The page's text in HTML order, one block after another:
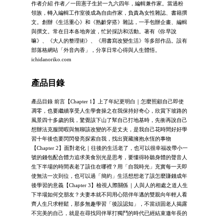
作者介紹 作者／一田憲子生於一九六四年，編輯兼作家。當過粉
領族，轉入編輯工作室後成為自由作家，負責為女性雜誌、書籍撰
文。創辦《生活重心》和《熟齡穿搭》雜誌，一手包辦企畫、編輯
與撰文。常在日本各地奔波，忙於採訪和活動。著有《你早說
嘛》、《大人的整理術》、《用書寫改變生活》等多部作品。設有
部落格網站「外音內香」，分享日常心得與人生體悟。
ichidanoriko.com
產品目錄
產品目錄 前言【Chapter 1】上了年紀更明白｜怎麼照顧自己即使
凋零，也要繼續享受人生學會操之在我保持好奇心，欣賞下坡路的
風景四十多歲的我，驚覺該下山了幫自己打地基時，先衝再說自己
想辦法克服閒暇與無聊該改變的不是丈夫，是我自己花時間好好學
習十年後也要閃閃發亮探索自我，找出寶藏擁抱永恆的事物
【Chapter 2】面對老化｜往後的生活老了，也可以很幸福改帶小一
號的錢包配合體力追求美食別光是思考，要懂得聆聽身體的聲音人
生下半場的時間表老了該住在哪裡？用「自我時光」充實每一天即
使無法一次到位，也可以過「簡約」生活想想老了該怎麼賺錢成年
後學習的意義【Chapter 3】檢視人際關係｜人與人的相處之道人生
下半場如何交朋友？夫妻本就不同用心陪伴年邁的雙親向年輕人看
齊人生只求輕鬆，那多無趣學習「後設認知」，不當頑固老人揭露
不完美的自己，就是在尋找同伴單打獨鬥的時代已經結束邀年長的